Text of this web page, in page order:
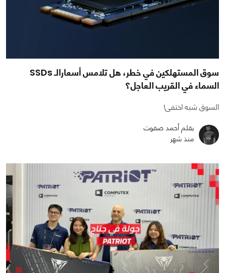
سوق المستهلكين في خطر، هل تلامس أسعارالـ SSDs
السماء في القريب العاجل؟
السوق شبه اختفى!
بقلم أحمد صفوت
منذ شهر